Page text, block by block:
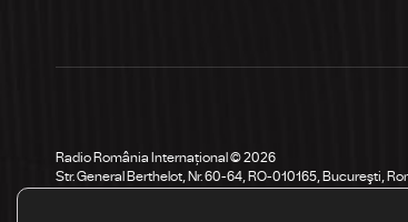
Radio România Internațional © 2026
Str. General Berthelot, Nr. 60-64, RO-010165, Bucureşti,